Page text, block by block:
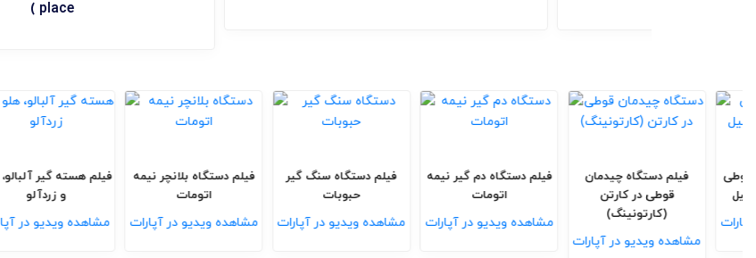
فیلم دستگاه بلانچر نیمه
اتومات
مشاهده ویدیو در آپارات
فیلم دستگاه سنگ گیر
حبوبات
مشاهده ویدیو در آپارات
فیلم دستگاه دم گیر نیمه
اتومات
مشاهده ویدیو در آپارات
فیلم دستگاه چیدمان
قوطی در کارتن
(کارتونینگ)
مشاهده ویدیو در آپارات
فیلم دستگاه دربند قوطی
اتوماتیک تمام استیل
مشاهده ویدیو در آپارات